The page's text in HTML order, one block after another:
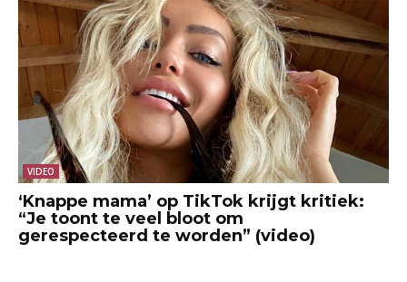
VIDEO
‘Knappe mama’ op TikTok krijgt kritiek:
“Je toont te veel bloot om
gerespecteerd te worden” (video)